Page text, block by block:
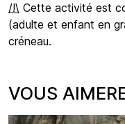
/!\ Cette activité est
(adulte et enfant en
créneau.
VOUS